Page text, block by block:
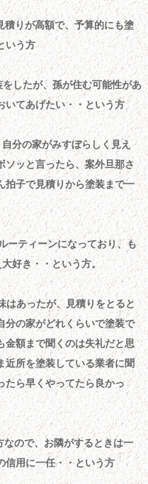
りが高額で、予算的にも塗
いう方
したが、孫が住む可能性があ
いてあげたい・・という方
分の家がみすぼらしく見え
ソッと言ったら、案外旦那さ
拍子で見積りから塗装まで一
ーティーンになっており、も
好き・・という方。
あったが、見積りをとると
分の家がどれくらいで塗装で
金額まで聞くのは失礼だと思
近所を塗装している業者に聞
たら早くやってたら良かっ
ので、お隣がするときは一
信用に一任・・という方